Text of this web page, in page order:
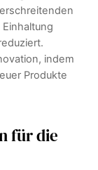
indem
Produkte
für die